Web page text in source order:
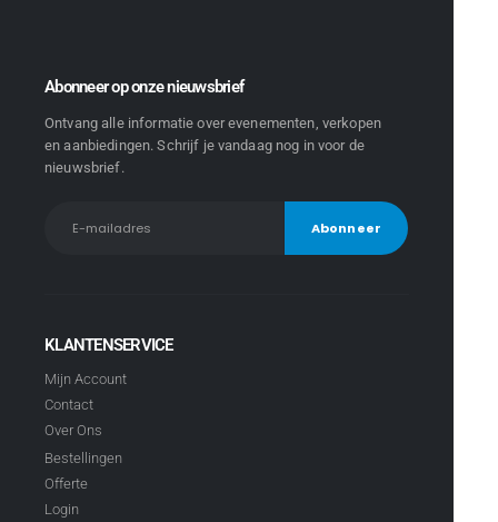
Abonneer op onze nieuwsbrief
Ontvang alle informatie over evenementen, verkopen
en aanbiedingen. Schrijf je vandaag nog in voor de
nieuwsbrief.
KLANTENSERVICE
Mijn Account
Contact
Over Ons
Bestellingen
Offerte
Login